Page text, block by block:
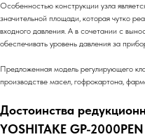
Особенностью конструкции узла
значительной площади, которая чутко
входного давления. А в сочетании с
обеспечивать уровень давления за
Предложенная модель регулирующего
производстве масел, гофрокартона,
Достоинства
YOSHITAKE GP-2000PEN